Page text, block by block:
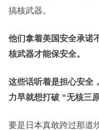
搞核武器。
他们拿着美国安全承诺
核武器才能保安全。
这些话听着是担心安全
力早就想打破 “无核三
要是日本真敢跨过那道